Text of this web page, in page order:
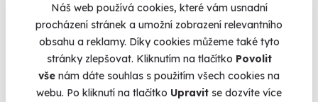
Náš web používá cookies, které vám usnadní
procházení stránek a umožní zobrazení relevantního
obsahu a reklamy. Díky cookies můžeme také tyto
stránky zlepšovat. Kliknutím na tlačítko Povolit
vše nám dáte souhlas s použitím všech cookies na
webu. Po kliknutí na tlačítko Upravit se dozvíte více
Exkluzivně u Zážitky.cz
Zážitek na doma